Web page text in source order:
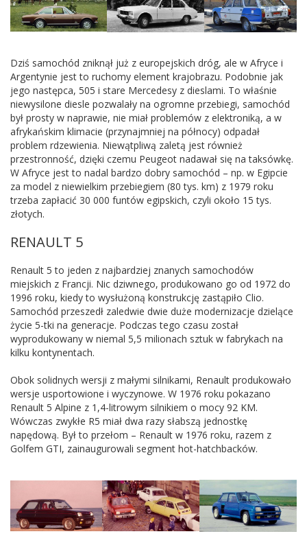
Dziś samochód zniknął już z europejskich dróg, ale w Afryce i
Argentynie jest to ruchomy element krajobrazu. Podobnie jak
jego następca, 505 i stare Mercedesy z dieslami. To właśnie
niewysilone diesle pozwalały na ogromne przebiegi, samochód
był prosty w naprawie, nie miał problemów z elektroniką, a w
afrykańskim klimacie (przynajmniej na północy) odpadał
problem rdzewienia. Niewątpliwą zaletą jest również
przestronność, dzięki czemu Peugeot nadawał się na taksówkę.
W Afryce jest to nadal bardzo dobry samochód – np. w Egipcie
za model z niewielkim przebiegiem (80 tys. km) z 1979 roku
trzeba zapłacić 30 000 funtów egipskich, czyli około 15 tys.
złotych.
RENAULT 5
Renault 5 to jeden z najbardziej znanych samochodów
miejskich z Francji. Nic dziwnego, produkowano go od 1972 do
1996 roku, kiedy to wysłużoną konstrukcję zastąpiło Clio.
Samochód przeszedł zaledwie dwie duże modernizacje dzielące
życie 5-tki na generacje. Podczas tego czasu został
wyprodukowany w niemal 5,5 milionach sztuk w fabrykach na
kilku kontynentach.
Obok solidnych wersji z małymi silnikami, Renault produkowało
wersje usportowione i wyczynowe. W 1976 roku pokazano
Renault 5 Alpine z 1,4-litrowym silnikiem o mocy 92 KM.
Wówczas zwykłe R5 miał dwa razy słabszą jednostkę
napędową. Był to przełom – Renault w 1976 roku, razem z
Golfem GTI, zainaugurowali segment hot-hatchbacków.